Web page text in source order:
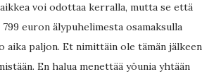
voi odottaa kerralla, mutta se että
euron älypuhelimesta osamaksulla
aika paljon. Et nimittäin ole tämän jälkeen
En halua menettää yöunia yhtään